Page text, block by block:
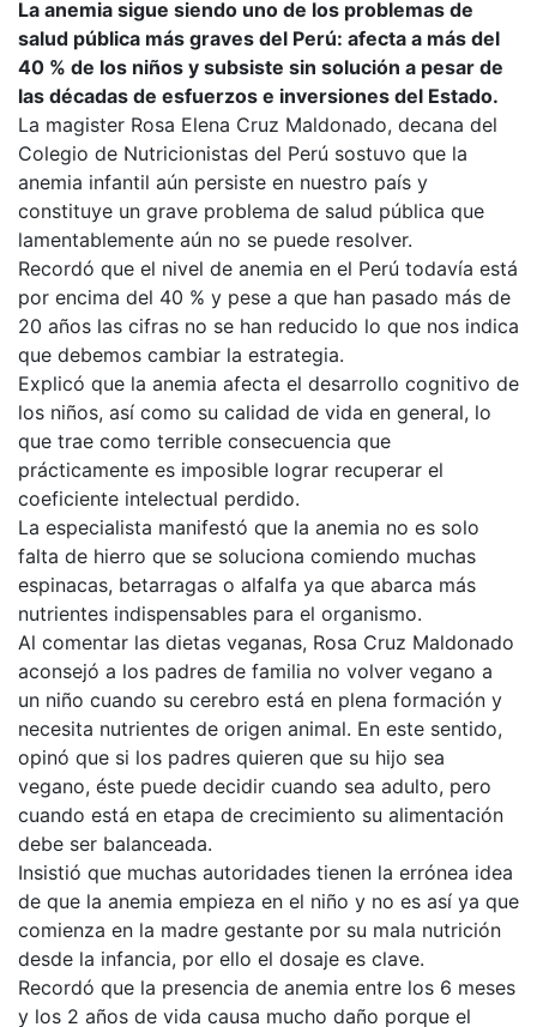
La anemia sigue siendo uno de los problemas de
salud pública más graves del Perú: afecta a más del
40 % de los niños y subsiste sin solución a pesar de
las décadas de esfuerzos e inversiones del Estado.
La magister Rosa Elena Cruz Maldonado, decana del
Colegio de Nutricionistas del Perú sostuvo que la
anemia infantil aún persiste en nuestro país y
constituye un grave problema de salud pública que
lamentablemente aún no se puede resolver.
Recordó que el nivel de anemia en el Perú todavía está
por encima del 40 % y pese a que han pasado más de
20 años las cifras no se han reducido lo que nos indica
que debemos cambiar la estrategia.
Explicó que la anemia afecta el desarrollo cognitivo de
los niños, así como su calidad de vida en general, lo
que trae como terrible consecuencia que
prácticamente es imposible lograr recuperar el
coeficiente intelectual perdido.
La especialista manifestó que la anemia no es solo
falta de hierro que se soluciona comiendo muchas
espinacas, betarragas o alfalfa ya que abarca más
nutrientes indispensables para el organismo.
Al comentar las dietas veganas, Rosa Cruz Maldonado
aconsejó a los padres de familia no volver vegano a
un niño cuando su cerebro está en plena formación y
necesita nutrientes de origen animal. En este sentido,
opinó que si los padres quieren que su hijo sea
vegano, éste puede decidir cuando sea adulto, pero
cuando está en etapa de crecimiento su alimentación
debe ser balanceada.
Insistió que muchas autoridades tienen la errónea idea
de que la anemia empieza en el niño y no es así ya que
comienza en la madre gestante por su mala nutrición
desde la infancia, por ello el dosaje es clave.
Recordó que la presencia de anemia entre los 6 meses
y los 2 años de vida causa mucho daño porque el